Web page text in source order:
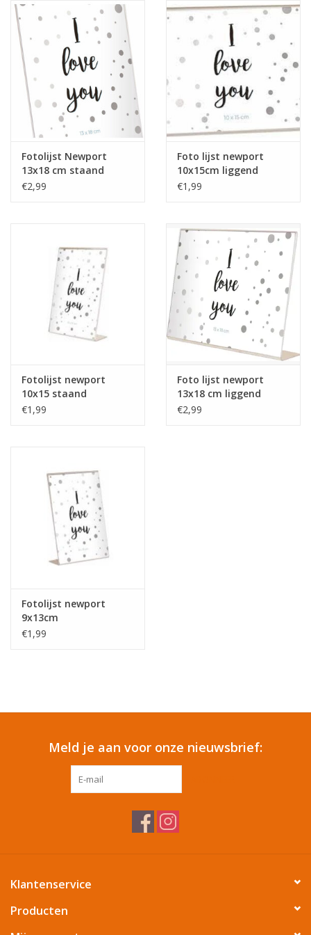
Reizen
Feestartikelen
School
Vitaliteit
Kalenders
Keuken textiele
Weckpotten
Mepal
Toon alle producten
Fotolijst Newport
13x18 cm staand
€2,99
Foto lijst newport
10x15cm liggend
€1,99
Fotolijst newport
10x15 staand
€1,99
Foto lijst newport
13x18 cm liggend
€2,99
Fotolijst newport
9x13cm
€1,99
Meld je aan voor onze nieuwsbrief:
Klantenservice
Producten